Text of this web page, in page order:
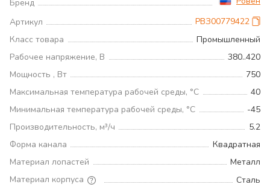
Бренд
Артикул
РВЗ00779422
Класс товара
Промышленный
Рабочее напряжение, В
380..420
Мощность , Вт
750
Максимальная температура рабочей среды, °С
40
Минимальная температура рабочей среды, °С
-45
Производительность, м³/ч
5.2
Форма канала
Квадратная
Материал лопастей
Металл
Материал корпуса
Сталь